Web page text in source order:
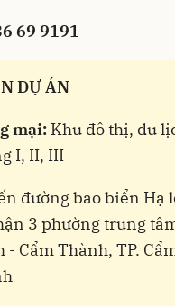
69 9191
DỰ ÁN
mại: Khu đô thị, du
I, II, III
đường bao biển Hạ
3 phường trung
- Cẩm Thành, TP.